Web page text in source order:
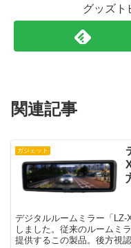
グッズト
関連記事
ガジェット
デジタルルームミラー「
しました。従来のルームミ
提供するこの製品。後方視